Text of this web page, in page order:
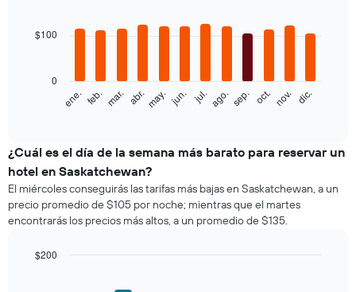
with
siguiente
el
promedio
de
una
habitación
mes
ene. feb. mar. abr.may. jun. jul. ago. sep. oct. nov. dic.
0
$100
¿Cuál es el día de la semana más barato para reservar un
hotel en Saskatchewan?
El miércoles conseguirás las tarifas más bajas en Saskatchewan, a un
precio promedio de $105 por noche; mientras que el martes
encontrarás los precios más altos, a un promedio de $135.
$200